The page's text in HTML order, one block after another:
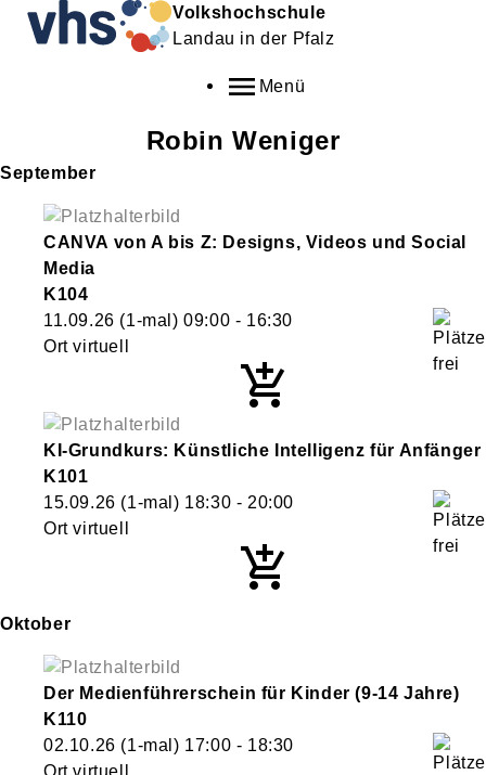
Volkshochschule
Landau in der Pfalz
Menü
RobinWeniger
September
CANVA von A bis Z: Designs, Videos und Social
Media
K104
11.09.26 (1-mal)09:00 - 16:30
Ort virtuell
KI-Grundkurs: Künstliche Intelligenz für Anfänger
K101
15.09.26 (1-mal) 18:30 - 20:00
Ort virtuell
Oktober
Der Medienführerschein für Kinder (9-14 Jahre)
K110
02.10.26 (1-mal) 17:00 - 18:30
Ort virtuell